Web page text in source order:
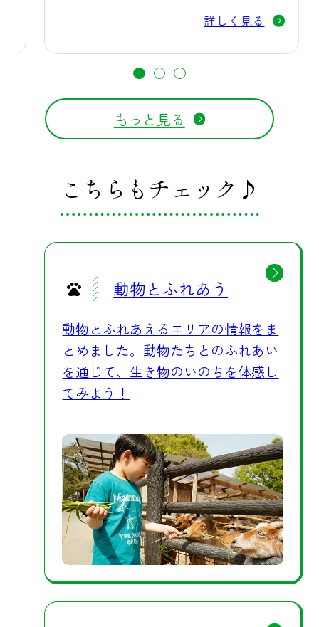
詳しく見る
もっと見る
こちらもチェック♪
動物とふれあう
動物とふれあえるエリアの情報をま
とめました。動物たちとのふれあい
を通じて、生き物のいのちを体感し
てみよう！